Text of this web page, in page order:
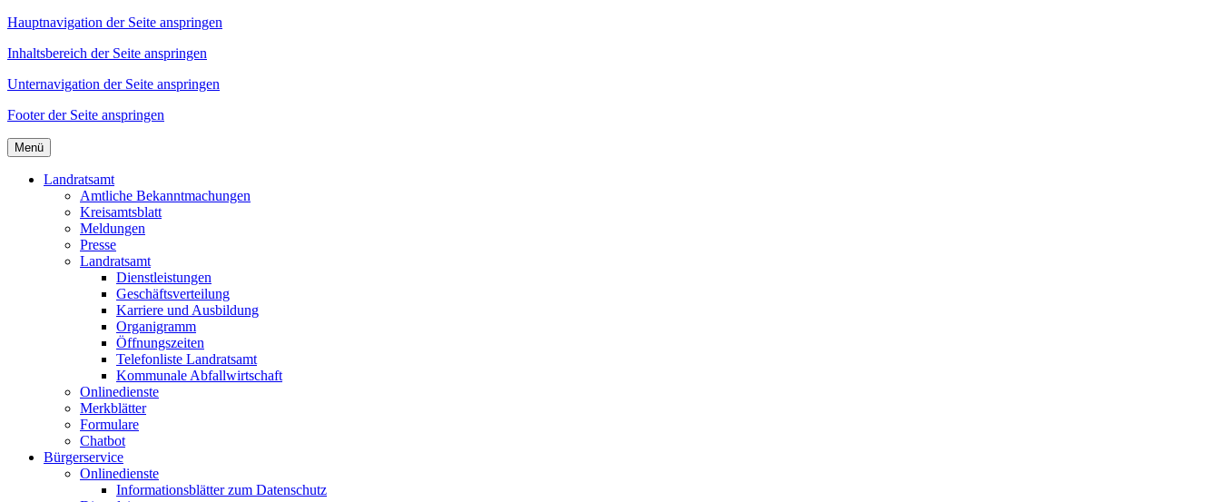
Hauptnavigation der Seite anspringen
Inhaltsbereich der Seite anspringen
Unternavigation der Seite anspringen
Footer der Seite anspringen
Menü
Landratsamt
Amtliche Bekanntmachungen
Kreisamtsblatt
Meldungen
Presse
Landratsamt
Dienstleistungen
Geschäftsverteilung
Karriere und Ausbildung
Organigramm
Öffnungszeiten
Telefonliste Landratsamt
Kommunale Abfallwirtschaft
Onlinedienste
Merkblätter
Formulare
Chatbot
Bürgerservice
Onlinedienste
Informationsblätter zum Datenschutz